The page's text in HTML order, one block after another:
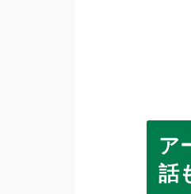
ア
話